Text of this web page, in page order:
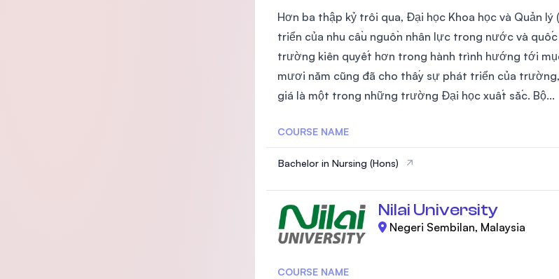
Hơn ba thập kỷ trôi qua, Đại học Khoa học và Quản
triển của nhu cầu nguồn nhân lực trong nước và
trường kiên quyết hơn trong hành trình hướng tới
mươi năm cũng đã cho thấy sự phát triển của
giá là một trong những trường Đại học xuất sắc. Bộ...
COURSE NAME
Bachelor in Nursing (Hons)
Nilai University
Negeri Sembilan, Malaysia
COURSE NAME